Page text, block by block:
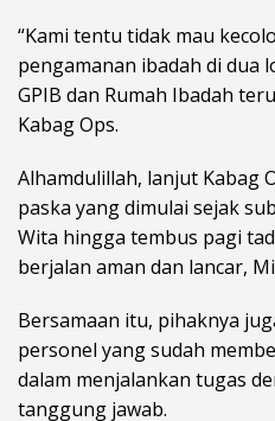
“Kami tentu tidak mau
pengamanan ibadah di dua
GPIB dan Rumah Ibadah
Kabag Ops.
Alhamdulillah, lanjut Kabag
paska yang dimulai sejak
Wita hingga tembus pagi
berjalan aman dan lancar,
Bersamaan itu, pihaknya
personel yang sudah
dalam menjalankan tugas
tanggung jawab.